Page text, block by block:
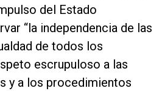
del Estado
“la independencia de las
de todos los
escrupuloso a las
y a los procedimientos